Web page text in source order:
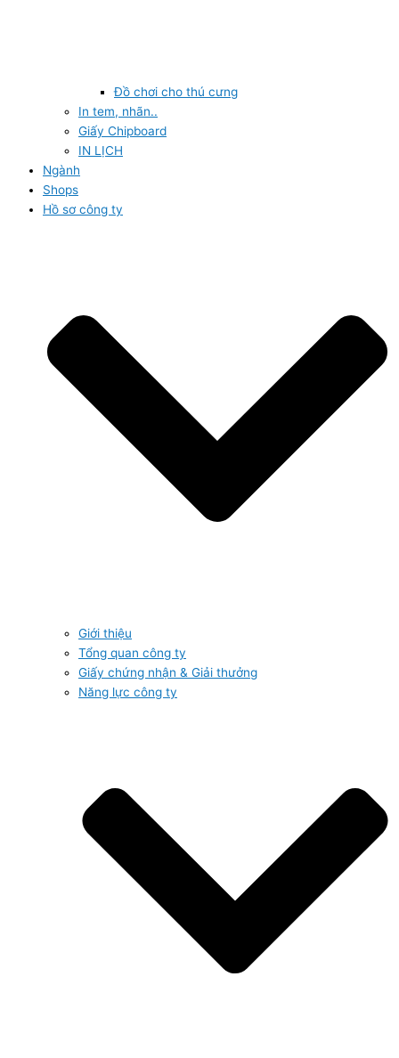
Đồ chơi cho thú cưng
In tem, nhãn..
Giấy Chipboard
IN LỊCH
Ngành
Shops
Hồ sơ công ty
Giới thiệu
Tổng quan công ty
Giấy chứng nhận & Giải thưởng
Năng lực công ty